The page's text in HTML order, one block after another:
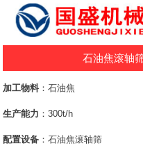
石油焦滚轴
加工物料：石油焦
生产能力 ：300t/h
配置设备 ：石油焦滚轴筛